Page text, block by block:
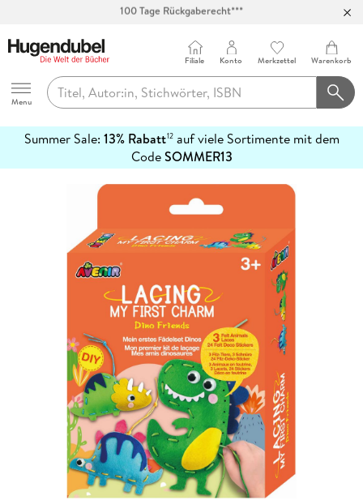
Abholung in über 100 Filialen
Hugendubel
Menu
Filiale Konto Merkzettel Warenkorb
Summer Sale: 13% Rabatt12auf viele Sortimente mit dem
CodeSOMMER13
erfahren